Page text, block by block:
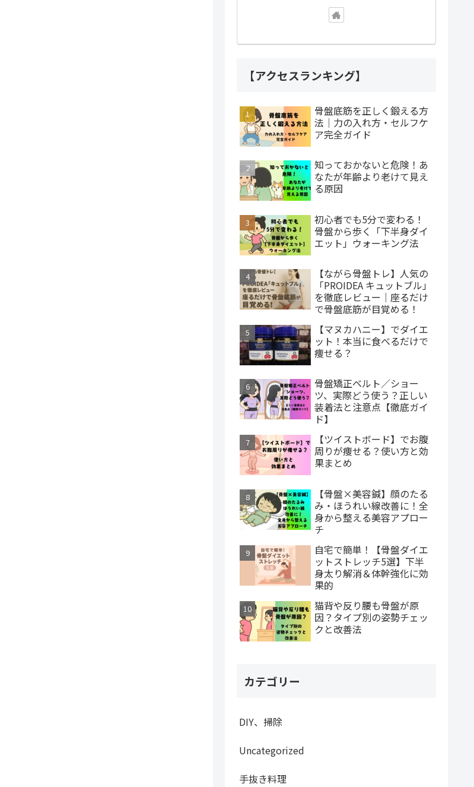
【アクセスランキング】
骨盤底筋を正しく鍛える方
法｜力の入れ方・セルフケ
ア完全ガイド
知っておかないと危険！あ
なたが年齢より老けて見え
る原因
初心者でも5分で変わる！
骨盤から歩く「下半身ダイ
エット」ウォーキング法
【ながら骨盤トレ】人気の
「PROIDEA キュットブル」
を徹底レビュー｜座るだけ
で骨盤底筋が目覚める！
【マヌカハニー】でダイエ
ット！本当に食べるだけで
痩せる？
骨盤矯正ベルト／ショー
ツ、実際どう使う？正しい
装着法と注意点【徹底ガイ
ド】
【ツイストボード】でお腹
周りが痩せる？使い方と効
果まとめ
【骨盤×美容鍼】顔のたる
み・ほうれい線改善に！全
身から整える美容アプロー
チ
自宅で簡単！【骨盤ダイエ
ットストレッチ5選】下半
身太り解消＆体幹強化に効
果的
猫背や反り腰も骨盤が原
因？タイプ別の姿勢チェッ
クと改善法
カテゴリー
DIY、掃除
Uncategorized
手抜き料理